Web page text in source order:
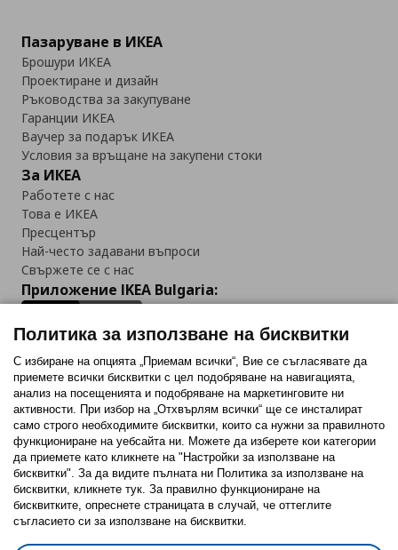
Пазаруване в ИКЕА
Брошури ИКЕА
Проектиране и дизайн
Ръководства за закупуване
Гаранции ИКЕА
Ваучер за подарък ИКЕА
Условия за връщане на закупени стоки
За ИКЕА
Работете с нас
Това е ИКЕА
Пресцентър
Най-често задавани въпроси
Свържете се с нас
Приложение IKEA Bulgaria:
Последвайте ни:
FacebookTwitterYoutubePinterestInstagram
Политика за използване на бисквитки (Cookies)
Избор на настройки за използване на бисквитки
Политика за използване на бисквитки
С избиране на опцията „Приемам всички“, Вие се съгласявате да
приемете всички бисквитки с цел подобряване на навигацията,
анализ на посещенията и подобряване на маркетинговите ни
активности. При избор на „Отхвърлям всички“ ще се инсталират
само строго необходимитe бисквитки, които са нужни за правилното
функциониране на уебсайта ни. Можете да изберете кои категории
да приемете като кликнете на "Настройки за използване на
бисквитки". За да видите пълната ни Политика за използване на
бисквитки, кликнете тук. За правилно функциониране на
бисквитките, опреснете страницата в случай, че оттеглите
съгласието си за използване на бисквитки.